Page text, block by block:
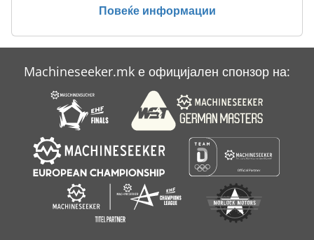
Повеќе информации
Machineseeker.mk е официјален спонзор на: